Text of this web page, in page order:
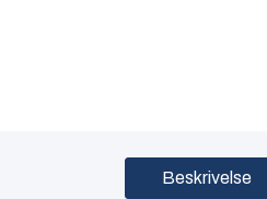
Beskrivelse